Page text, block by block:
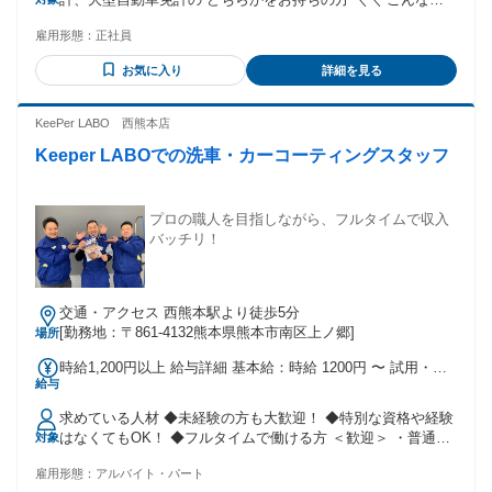
・職長安全衛生責任者 ・解体工事施工技術者 ・特別安全衛生
責任者教育修了者 ＼＼ こんな方におすすめ ／／
★*.───────────.*★ ・収入アップを目指している方 ・こ
い方 ・現場管理のスキルを磨きたい方 ・職場の人間関係を重
経験を活かして、 当社でさらなるキャリアアップを 目指しま
雇用形態： 正社員
お気に入り 詳細を見る
KeePer LABO 西熊本店
Keeper LABOでの洗車・カーコーティングスタッフ
プロの職人を目指しながら、フルタイムで収入
バッチリ！
場所
交通・アクセス 西熊本駅より徒歩5分
[勤務地：〒861-4132熊本県熊本市南区上ノ郷]
給与
時給1,200円以上 給与詳細 基本給：時給 1200円 〜 試用・研
対象
求めている人材 ◆未経験の方も大歓迎！ ◆特別な資格や経験
はなくてもOK！ ◆フルタイムで働ける方 ＜歓迎＞ ・普通運
きな方 ・丁寧な作業ができる方 ・働きながら資格取得、 ス
雇用形態： アルバイト・パート